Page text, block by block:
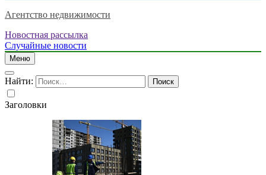
Агентство недвижимости
Новостная рассылка
Случайные новости
Меню
Найти:
Заголовки